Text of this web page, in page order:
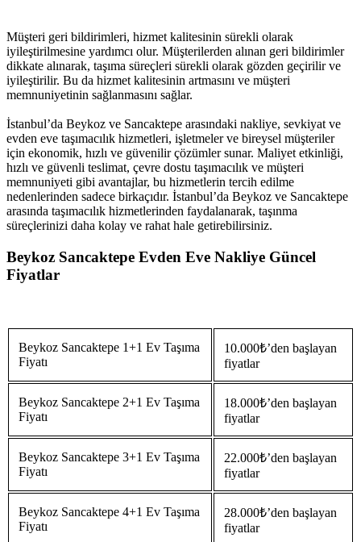
Müşteri geri bildirimleri, hizmet kalitesinin sürekli olarak
iyileştirilmesine yardımcı olur. Müşterilerden alınan geri bildirimler
dikkate alınarak, taşıma süreçleri sürekli olarak gözden geçirilir ve
iyileştirilir. Bu da hizmet kalitesinin artmasını ve müşteri
memnuniyetinin sağlanmasını sağlar.
İstanbul’da Beykoz ve Sancaktepe arasındaki nakliye, sevkiyat ve
evden eve taşımacılık hizmetleri, işletmeler ve bireysel müşteriler
için ekonomik, hızlı ve güvenilir çözümler sunar. Maliyet etkinliği,
hızlı ve güvenli teslimat, çevre dostu taşımacılık ve müşteri
memnuniyeti gibi avantajlar, bu hizmetlerin tercih edilme
nedenlerinden sadece birkaçıdır. İstanbul’da Beykoz ve Sancaktepe
arasında taşımacılık hizmetlerinden faydalanarak, taşınma
süreçlerinizi daha kolay ve rahat hale getirebilirsiniz.
Beykoz Sancaktepe Evden Eve Nakliye Güncel
Fiyatlar
Beykoz Sancaktepe 1+1 Ev Taşıma
Fiyatı
10.000₺’den başlayan
fiyatlar
Beykoz Sancaktepe 2+1 Ev Taşıma
Fiyatı
18.000₺’den başlayan
fiyatlar
Beykoz Sancaktepe 3+1 Ev Taşıma
Fiyatı
22.000₺’den başlayan
fiyatlar
Beykoz Sancaktepe 4+1 Ev Taşıma
Fiyatı
28.000₺’den başlayan
fiyatlar